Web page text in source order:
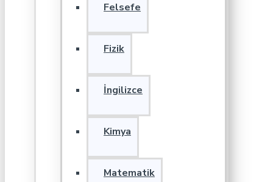
Felsefe
Fizik
İngilizce
Kimya
Matematik